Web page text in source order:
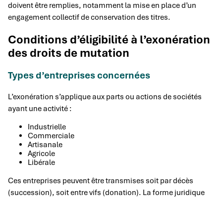
doivent être remplies, notamment la mise en place d’un
engagement collectif de conservation des titres.
Conditions d’éligibilité à l’exonération
des droits de mutation
Types d’entreprises concernées
L’exonération s’applique aux parts ou actions de sociétés
ayant une activité :
Industrielle
Commerciale
Artisanale
Agricole
Libérale
Ces entreprises peuvent être transmises soit par décès
(succession), soit entre vifs (donation). La forme juridique